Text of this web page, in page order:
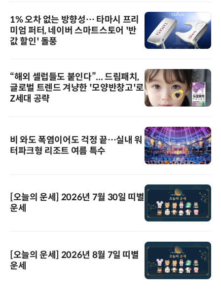
1% 오차 없는 방향성… 타마시 프리
미엄 퍼터, 네이버 스마트스토어 '반
값 할인' 돌풍
“해외 셀럽들도 붙인다”... 드림패치,
글로벌 트렌드 겨냥한 '모양반창고'로
Z세대 공략
비 와도 폭염이어도 걱정 끝…실내 워
터파크형 리조트 여름 특수
[오늘의 운세] 2026년 7월 30일 띠별
운세
[오늘의 운세] 2026년 8월 7일 띠별
운세